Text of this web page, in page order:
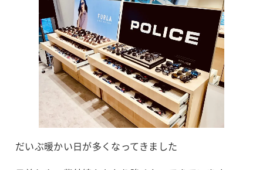
だいぶ暖かい日が多くなってきました